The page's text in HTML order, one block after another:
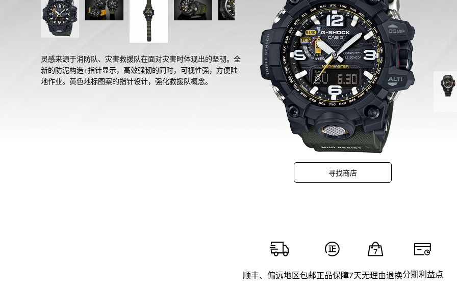
灵感来源于消防队、灾害救援队在面对灾害时体现出的坚韧。全
新的防泥构造+指针显示，高效强韧的同时，可视性强，方便陆
地作业。黄色地标图案的指针设计，强化救援队概念。
寻找商店
顺丰、偏远地区包邮正品保障7天无理由退换分期利益点